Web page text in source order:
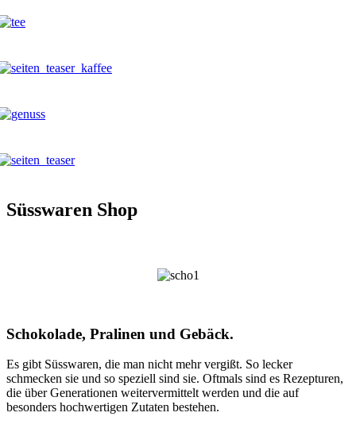
Süsswaren Shop
Schokolade, Pralinen und Gebäck.
Es gibt Süsswaren, die man nicht mehr vergißt. So lecker
schmecken sie und so speziell sind sie. Oftmals sind es Rezepturen,
die über Generationen weitervermittelt werden und die auf
besonders hochwertigen Zutaten bestehen.